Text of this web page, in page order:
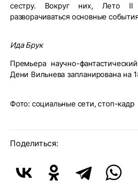
сестру. Вокруг них, Лето
разворачиваться основные
Ида Брук
Премьера научно-
Дени Вильнева запланирована на
Фото: социальные сети, стоп-кадр
Поделиться: